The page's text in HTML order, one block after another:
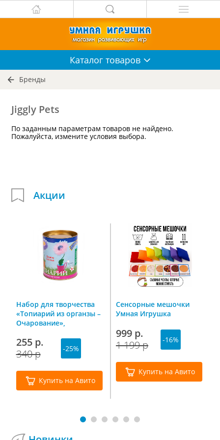
Каталог товаров
Бренды
Jiggly Pets
По заданным параметрам товаров не найдено.
Пожалуйста, измените условия выбора.
Акции
Набор для творчества
«Топиарий из органзы –
Очарование»,
255 р.
340 р
-25%
Купить на Авито
Сенсорные мешочки
Умная Игрушка
999 р.
1 199 р
-16%
Купить на Авито